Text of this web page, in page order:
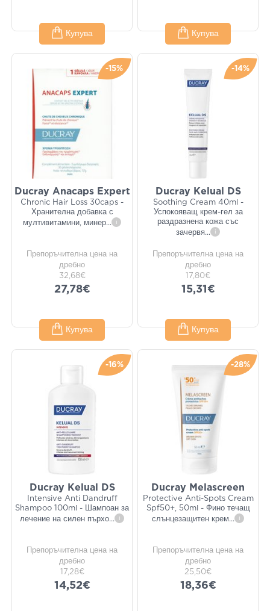
Купува Купува
-15%
Ducray Anacaps Expert
Chronic Hair Loss 30caps -
Хранителна добавка с
мултивитамини, минер... i
Препоръчителна цена на
дребно
32,68€
27,78€
Купува
-14%
Ducray Kelual DS
Soothing Cream 40ml -
Успокояващ крем-гел за
раздразнена кожа със
зачервя... i
Препоръчителна цена на
дребно
17,80€
15,31€
Купува
-16%
Ducray Kelual DS
Intensive Anti Dandruff
Shampoo 100ml - Шампоан за
лечение на силен пърхо... i
Препоръчителна цена на
дребно
17,28€
14,52€
-28%
Ducray Melascreen
Protective Anti-Spots Cream
Spf50+, 50ml - Фино течащ
слънцезащитен крем... i
Препоръчителна цена на
дребно
25,50€
18,36€